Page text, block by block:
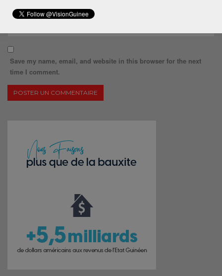
Save my name, email, and website in this browser for the next
time I comment.